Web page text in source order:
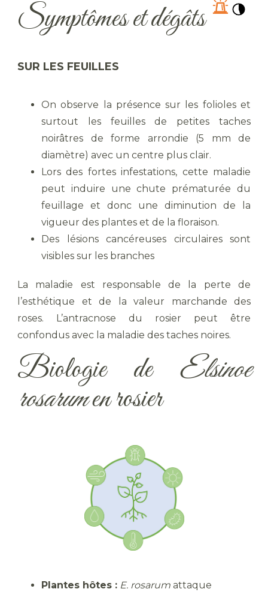
Symptômes et dégâts
SUR LES FEUILLES
On observe la présence sur les folioles et
surtout les feuilles de petites taches
noirâtres de forme arrondie (5 mm de
diamètre) avec un centre plus clair.
Lors des fortes infestations, cette maladie
peut induire une chute prématurée du
feuillage et donc une diminution de la
vigueur des plantes et de la floraison.
Des lésions cancéreuses circulaires sont
visibles sur les branches
La maladie est responsable de la perte de
l’esthétique et de la valeur marchande des
roses. L’antracnose du rosier peut être
confondus avec la maladie des taches noires.
Biologie de Elsinoe
rosarumen rosier
Plantes hôtes : E. rosarum attaque